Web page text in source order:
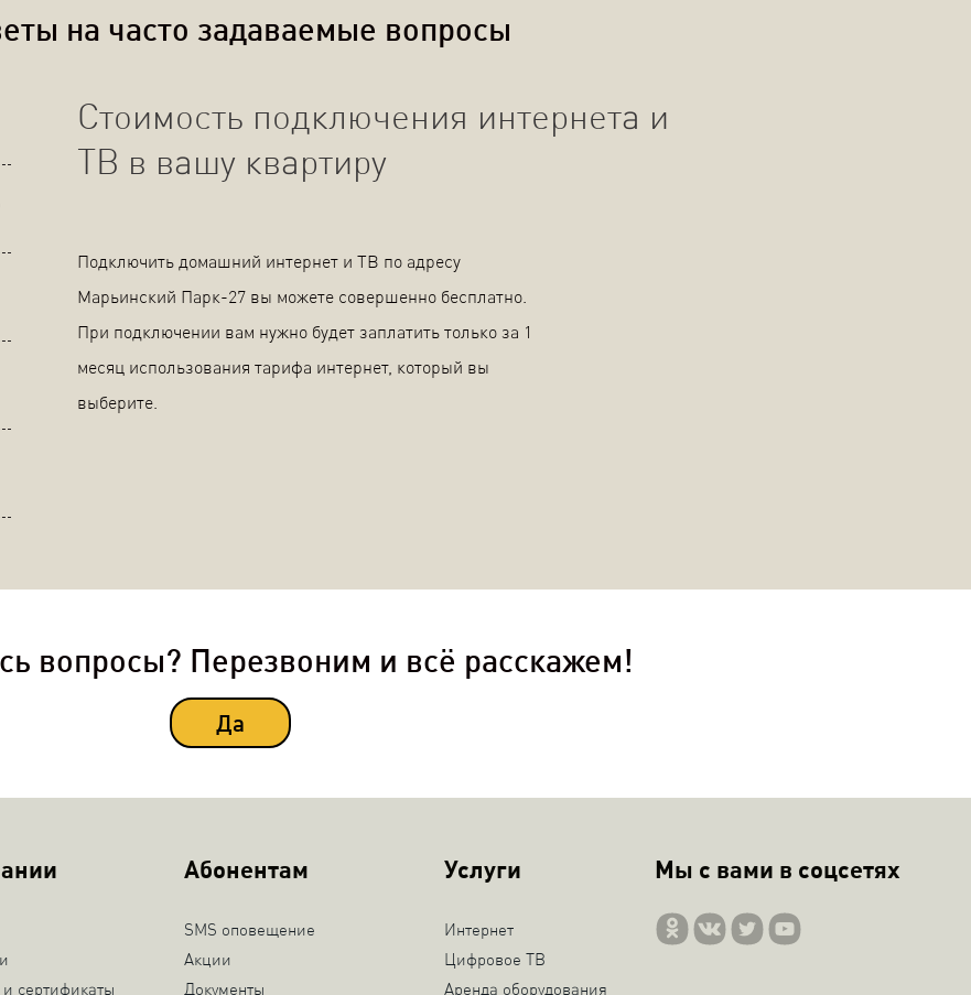
на часто задаваемые вопросы
Стоимость подключения интернета и
ТВ в вашу квартиру
Подключить домашний интернет и ТВ по адресу
Марьинский Парк-27 вы можете совершенно бесплатно.
При подключении вам нужно будет заплатить только за 1
месяц использования тарифа интернет, который вы
выберите.
вопросы? Перезвоним и всё расскажем!
Да
сертификаты
Абонентам
SMS оповещение
Акции
Документы
Услуги
Интернет
Цифровое ТВ
Аренда оборудования
Мы с вами в соцсетях